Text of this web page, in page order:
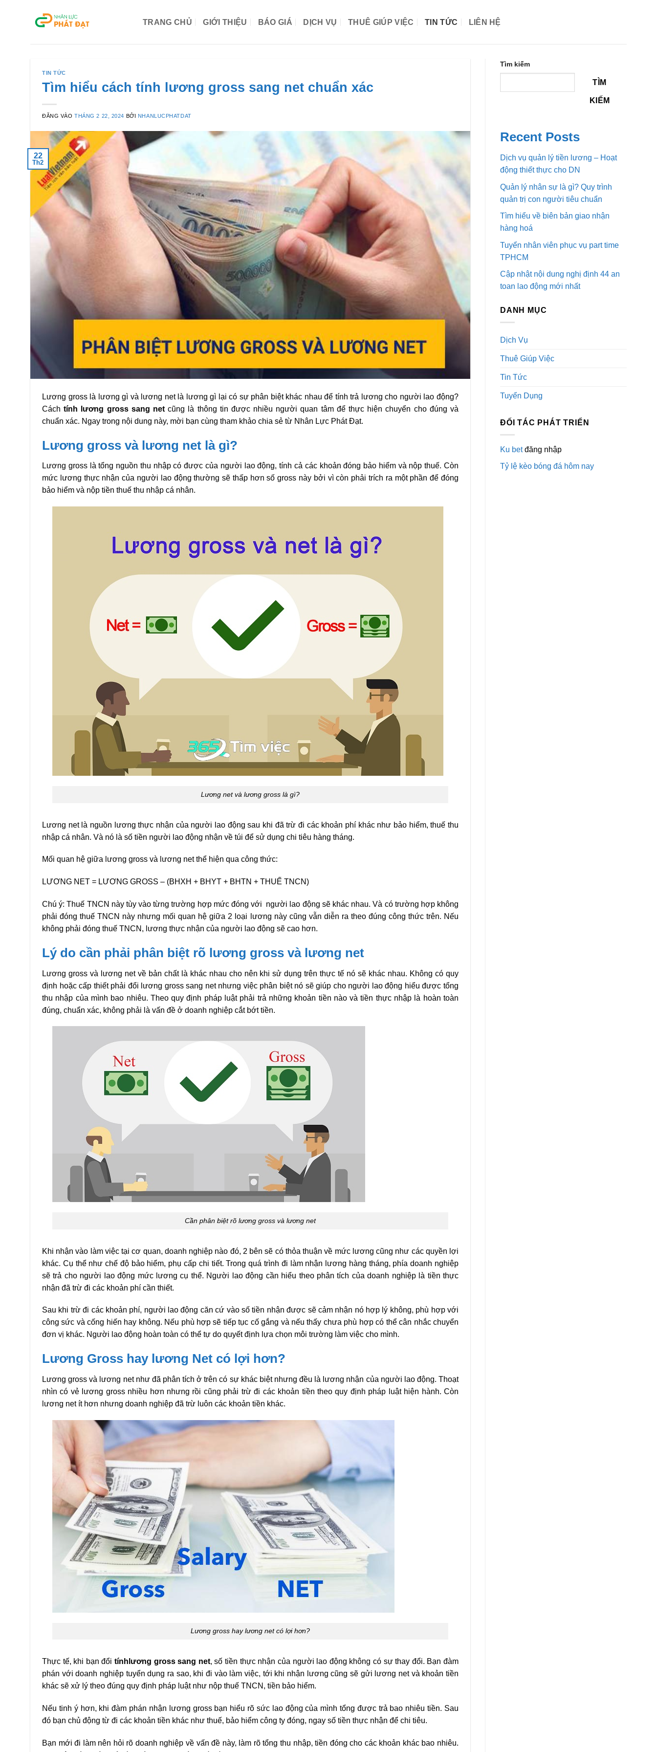
TRANG CHỦ GIỚI THIỆU BÁO GIÁ DỊCH VỤ THUÊ GIÚP VIỆC TIN TỨC LIÊN HỆ
TIN TỨC
Tìm hiểu cách tính lương gross sang net chuẩn xác
ĐĂNG VÀOTHÁNG 2 22, 2024 BỞI NHANLUCPHATDAT
22
Th2
Lương gross là lương gì và lương net là lương gì lại có sự phân biệt khác nhau để tính trả lương cho người lao động?
Cáchtính lương gross sang netcũng là thông tin được nhiều người quan tâm để thực hiện chuyển cho đúng và
chuẩn xác. Ngay trong nội dung này, mời bạn cùng tham khảo chia sẻ từ Nhân Lực Phát Đạt.
Lương gross và lương net là gì?
Lương gross là tổng nguồn thu nhập có được của người lao động, tính cả các khoản đóng bảo hiểm và nộp thuế. Còn
mức lương thực nhận của người lao động thường sẽ thấp hơn số gross này bởi vì còn phải trích ra một phần để đóng
bảo hiểm và nộp tiền thuế thu nhập cá nhân.
Lương net và lương gross là gì?
Lương net là nguồn lương thực nhận của người lao động sau khi đã trừ đi các khoản phí khác như bảo hiểm, thuế thu
nhập cá nhân. Và nó là số tiền người lao động nhận về túi để sử dụng chi tiêu hàng tháng.
Mối quan hệ giữa lương gross và lương net thể hiện qua công thức:
LƯƠNG NET = LƯƠNG GROSS – (BHXH + BHYT + BHTN + THUẾ TNCN)
Chú ý: Thuế TNCN này tùy vào từng trường hợp mức đóng với người lao động sẽ khác nhau. Và có trường hợp không
phải đóng thuế TNCN này nhưng mối quan hệ giữa 2 loại lương này cũng vẫn diễn ra theo đúng công thức trên. Nếu
không phải đóng thuế TNCN, lương thực nhận của người lao động sẽ cao hơn.
Lý do cần phải phân biệt rõ lương gross và lương net
Lương gross và lương net về bản chất là khác nhau cho nên khi sử dụng trên thực tế nó sẽ khác nhau. Không có quy
định hoặc cấp thiết phải đổi lương gross sang net nhưng việc phân biệt nó sẽ giúp cho người lao động hiểu được tổng
thu nhập của mình bao nhiêu. Theo quy định pháp luật phải trả những khoản tiền nào và tiền thực nhập là hoàn toàn
đúng, chuẩn xác, không phải là vấn đề ở doanh nghiệp cắt bớt tiền.
Cần phân biệt rõ lương gross và lương net
Khi nhận vào làm việc tại cơ quan, doanh nghiệp nào đó, 2 bên sẽ có thỏa thuận về mức lương cũng như các quyền lợi
khác. Cụ thể như chế độ bảo hiểm, phụ cấp chi tiết. Trong quá trình đi làm nhận lương hàng tháng, phía doanh nghiệp
sẽ trả cho người lao động mức lương cụ thể. Người lao động cần hiểu theo phân tích của doanh nghiệp là tiền thực
nhận đã trừ đi các khoản phí cần thiết.
Sau khi trừ đi các khoản phí, người lao động căn cứ vào số tiền nhận được sẽ cảm nhận nó hợp lý không, phù hợp với
công sức và cống hiến hay không. Nếu phù hợp sẽ tiếp tục cố gắng và nếu thấy chưa phù hợp có thể cân nhắc chuyển
đơn vị khác. Người lao động hoàn toàn có thể tự do quyết định lựa chọn môi trường làm việc cho mình.
Lương Gross hay lương Net có lợi hơn?
Lương gross và lương net như đã phân tích ở trên có sự khác biệt nhưng đều là lương nhận của người lao động. Thoạt
nhìn có vẻ lương gross nhiều hơn nhưng rồi cũng phải trừ đi các khoản tiền theo quy định pháp luật hiện hành. Còn
lương net ít hơn nhưng doanh nghiệp đã trừ luôn các khoản tiền khác.
Lương gross hay lương net có lợi hơn?
Thực tế, khi bạn đổitính lương gross sang net, số tiền thực nhận của người lao động không có sự thay đổi. Bạn đàm
phán với doanh nghiệp tuyển dụng ra sao, khi đi vào làm việc, tới khi nhận lương cũng sẽ gửi lương net và khoản tiền
khác sẽ xử lý theo đúng quy định pháp luật như nộp thuế TNCN, tiền bảo hiểm.
Nếu tinh ý hơn, khi đàm phán nhận lương gross bạn hiểu rõ sức lao động của mình tổng được trả bao nhiêu tiền. Sau
đó bạn chủ động từ đi các khoản tiền khác như thuế, bảo hiểm công ty đóng, ngay số tiền thực nhận để chi tiêu.
Bạn mới đi làm nên hỏi rõ doanh nghiệp về vấn đề này, làm rõ tổng thu nhập, tiền đóng cho các khoản khác bao nhiêu.
Tìm kiếm
TÌM
KIẾM
Recent Posts
Dịch vụ quản lý tiền lương – Hoạt
động thiết thực cho DN
Quản lý nhân sự là gì? Quy trình
quản trị con người tiêu chuẩn
Tìm hiểu về biên bản giao nhận
hàng hoá
Tuyển nhân viên phục vụ part time
TPHCM
Cập nhật nội dung nghị định 44 an
toan lao động mới nhất
DANH MỤC
Dịch Vụ
Thuê Giúp Việc
Tin Tức
Tuyển Dụng
ĐỐI TÁC PHÁT TRIỂN
Ku betđăng nhập
Tỷ lệ kèo bóng đá hôm nay